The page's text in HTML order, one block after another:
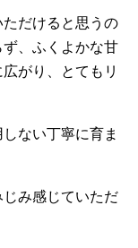
だけると思うの
、ふくよかな甘
がり、とてもリ
ない丁寧に育ま
み感じていただ